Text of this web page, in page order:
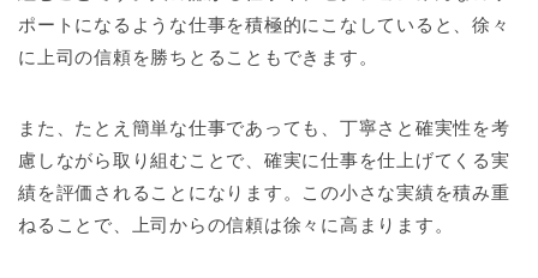
ポートになるような仕事を積極的にこなしていると、徐々
に上司の信頼を勝ちとることもできます。
また、たとえ簡単な仕事であっても、丁寧さと確実性を考
慮しながら取り組むことで、確実に仕事を仕上げてくる実
績を評価されることになります。この小さな実績を積み重
ねることで、上司からの信頼は徐々に高まります。